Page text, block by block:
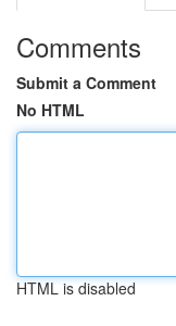
Comments
Submit a Comment
No HTML
HTML is disabled